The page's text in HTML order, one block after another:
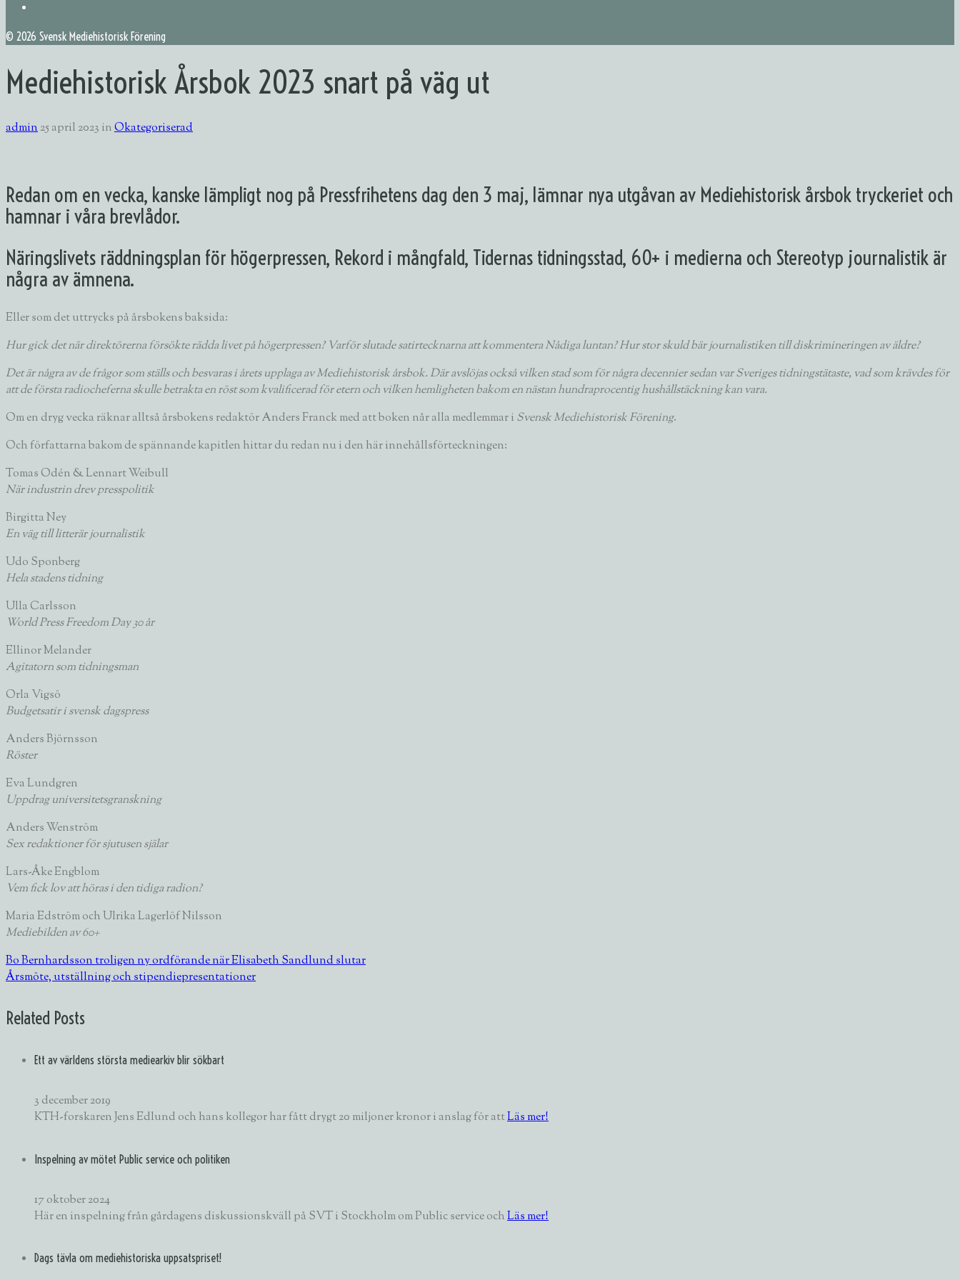
© 2026 Svensk Mediehistorisk Förening
Mediehistorisk Årsbok 2023 snart på väg ut
admin25 april 2023 inOkategoriserad
Redan om en vecka, kanske lämpligt nog på Pressfrihetens dag den 3 maj, lämnar nya utgåvan av Mediehistorisk årsbok tryckeriet och
hamnar i våra brevlådor.
Näringslivets räddningsplan för högerpressen, Rekord i mångfald, Tidernas tidningsstad, 60+ i medierna och Stereotyp journalistik är
några av ämnena.
Eller som det uttrycks på årsbokens baksida:
Hur gick det när direktörerna försökte rädda livet på högerpressen? Varför slutade satirtecknarna att kommentera Nådiga luntan? Hur stor skuld bär journalistiken till diskrimineringen av äldre?
Det är några av de frågor som ställs och besvaras i årets upplaga av Mediehistorisk årsbok. Där avslöjas också vilken stad som för några decennier sedan var Sveriges tidningstätaste, vad som krävdes för
att de första radiocheferna skulle betrakta en röst som kvalificerad för etern och vilken hemligheten bakom en nästan hundra­procentig hushållstäckning kan vara.
Om en dryg vecka räknar alltså årsbokens redaktörAnders Franckmed att boken når alla medlemmar i Svensk Mediehistorisk Förening.
Och författarna bakom de spännande kapitlen hittar du redan nu i den här innehållsförteckningen:
Tomas Odén & Lennart Weibull
När industrin drev presspolitik
Birgitta Ney
En väg till litterär journalistik
Udo Sponberg
Hela stadens tidning
Ulla Carlsson
World Press Freedom Day 30 år
Ellinor Melander
Agitatorn som tidningsman
Orla Vigsö
Budgetsatir i svensk dagspress
Anders Björnsson
Röster
Eva Lundgren
Uppdrag universitetsgranskning
Anders Wenström
Sex redaktioner för sjutusen själar
Lars-Åke Engblom
Vem fick lov att höras i den tidigaradion?
Maria Edström och Ulrika Lagerlöf Nilsson
Mediebilden av 60+
Bo Bernhardsson troligen ny ordförande när Elisabeth Sandlund slutar
Årsmöte, utställning och stipendiepresentationer
Related Posts
Ett av världens största mediearkiv blir sökbart
3 december 2019
KTH-forskaren Jens Edlund och hans kollegor har fått drygt 20 miljoner kronor i anslag för attLäs mer!
Inspelning av mötet Public service och politiken
17 oktober 2024
Här en inspelning från gårdagens diskussionskväll på SVT i Stockholm om Public service ochLäs mer!
Dags tävla om mediehistoriska uppsatspriset!